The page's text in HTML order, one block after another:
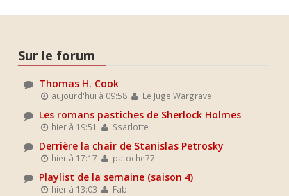
Sur le forum
Thomas H. Cook
aujourd'hui à 09:58 Le Juge Wargrave
Les romans pastiches de Sherlock Holmes
hier à 19:51 Ssarlotte
Derrière la chair de Stanislas Petrosky
hier à 17:17 patoche77
Playlist de la semaine (saison 4)
hier à 13:03 Fab